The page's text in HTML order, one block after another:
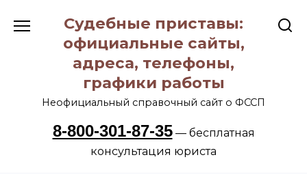
содержанию
Судебные приставы:
официальные сайты,
адреса, телефоны,
графики работы
Неофициальный справочный сайт о ФССП
8-800-301-87-35— бесплатная
консультация юриста